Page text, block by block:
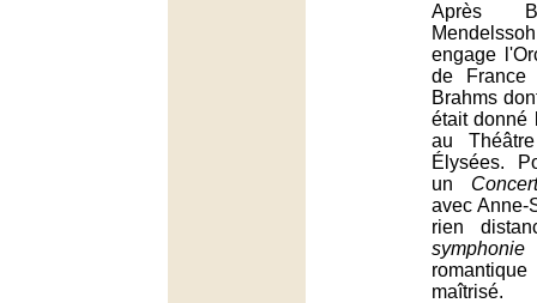
Après
engage
de
Brahms
était donné
au
Élysées.
un
avec Anne-
rien
symphonie
maîtrisé.